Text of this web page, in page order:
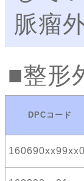
脈瘤
整形
DPCコード